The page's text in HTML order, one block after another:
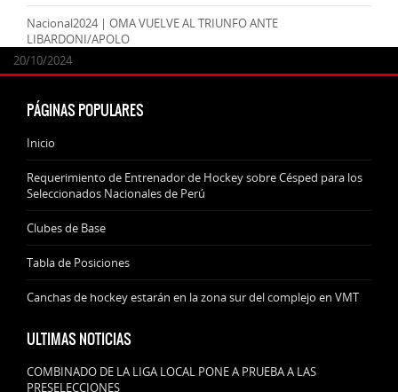
24/09/2025
07/11/2024
20/10/2024
Nacional2024 | OMA VUELVE AL TRIUNFO ANTE
LIBARDONI/APOLO
20/10/2024
PÁGINAS POPULARES
Inicio
Requerimiento de Entrenador de Hockey sobre Césped para los
Seleccionados Nacionales de Perú
Clubes de Base
Tabla de Posiciones
Canchas de hockey estarán en la zona sur del complejo en VMT
ULTIMAS NOTICIAS
COMBINADO DE LA LIGA LOCAL PONE A PRUEBA A LAS
PRESELECCIONES